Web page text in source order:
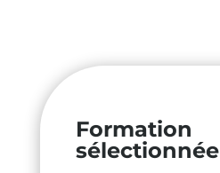
Formation
sélectionnée